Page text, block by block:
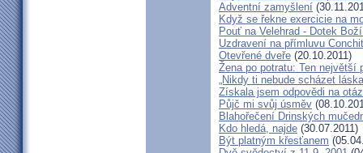
Adventní zamyšlení
Když se řekne exercicie na
Pouť na Velehrad - Dotek
Uzdravení na přímluvu
Otevřené dveře (20.10.2011)
Žena po potratu: Ten největší
„Nikdy ti nebude scházet
Získala jsem odpovědi na
Půjč mi svůj úsměv
Blahořečení Drinských
Kdo hledá, najde (30.07.2011)
Být platným křesťanem